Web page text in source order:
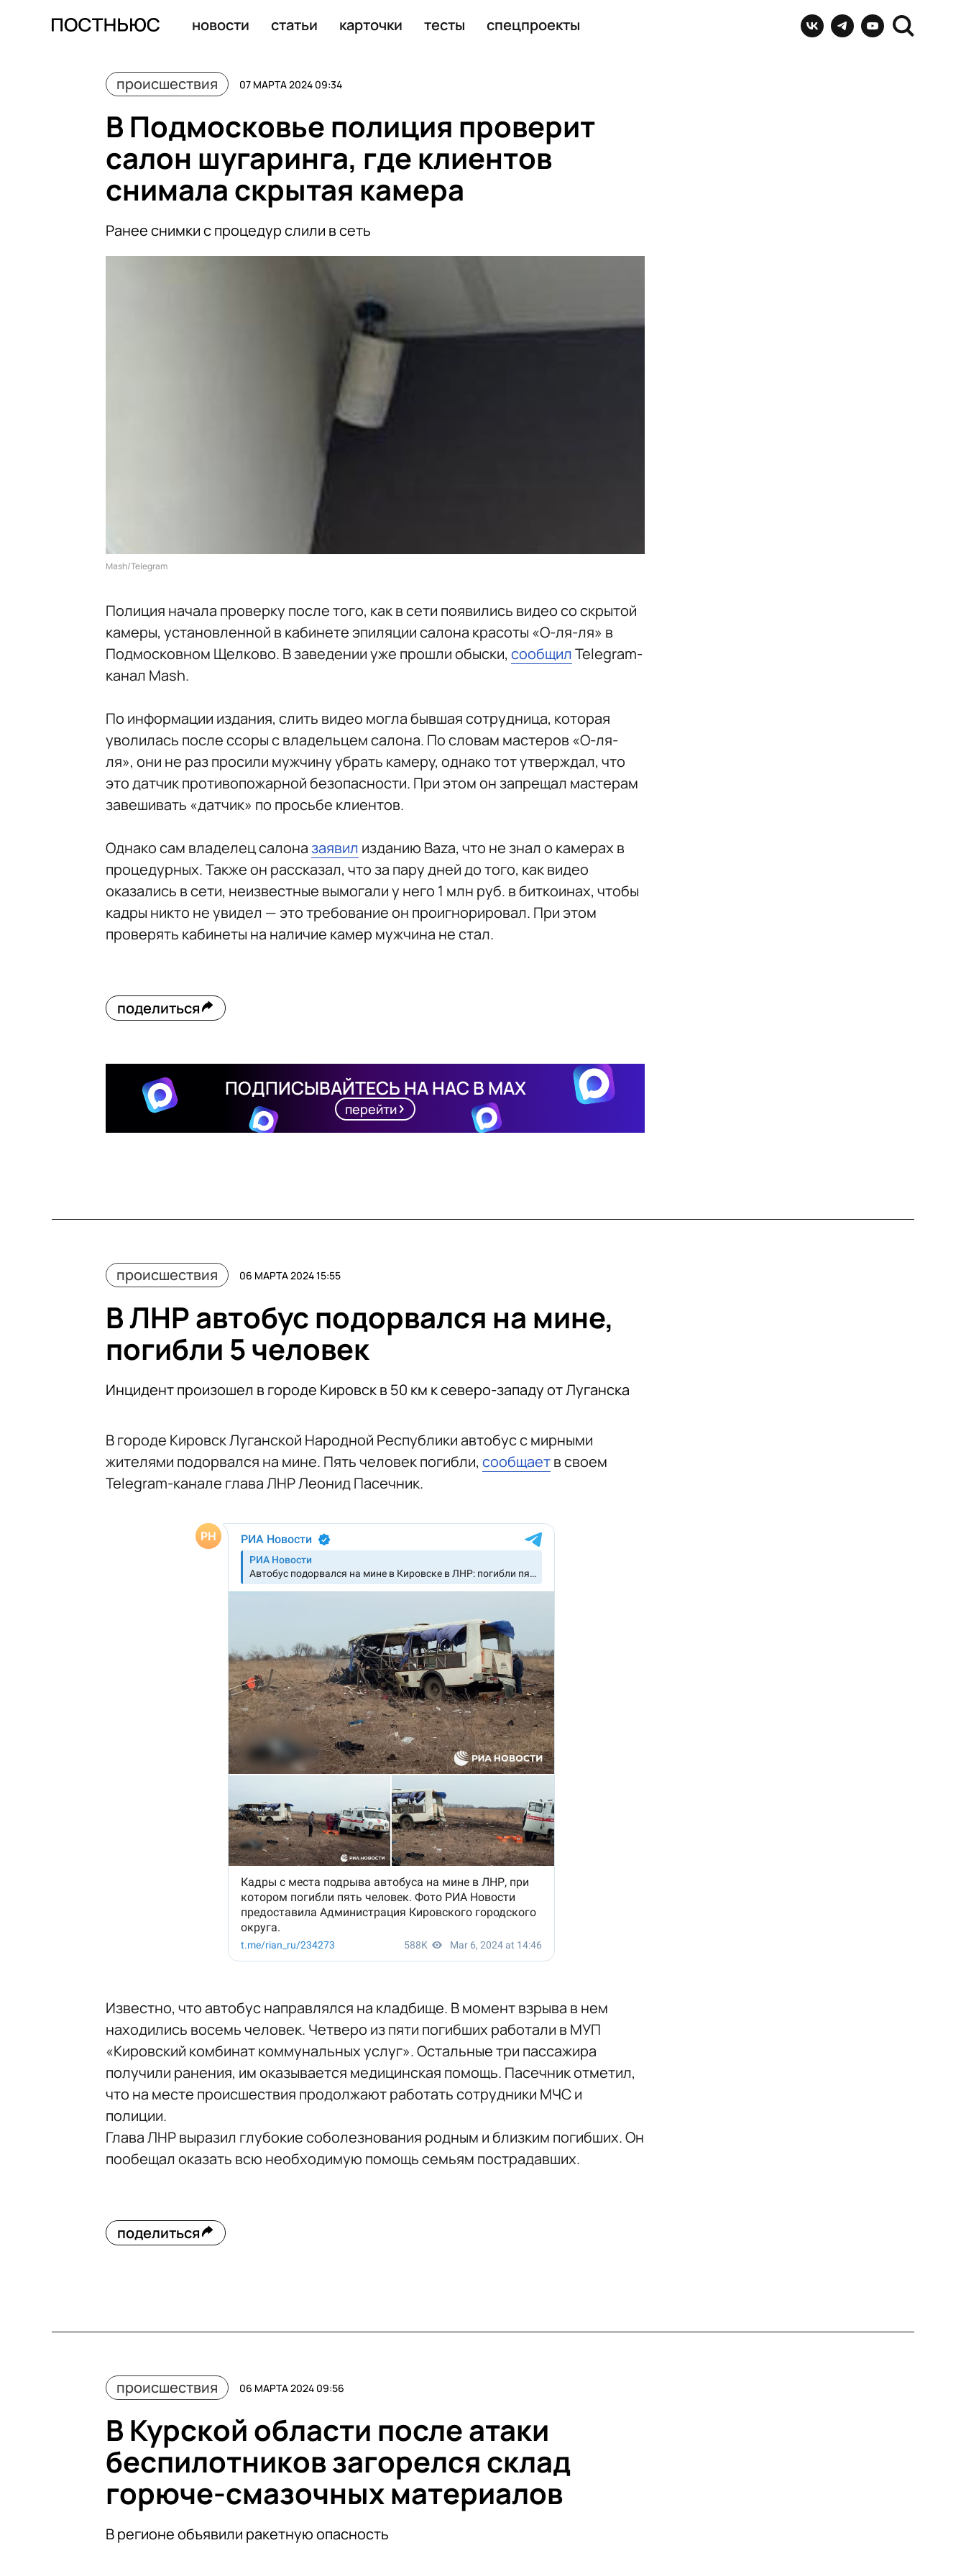
новости статьи карточки тесты спецпроекты
происшествия 07 МАРТА 2024 09:34
В Подмосковье полиция проверит
салон шугаринга, где клиентов
снимала скрытая камера
Ранее снимки с процедур слили в сеть
Mash/Telegram
Полиция начала проверку после того, как в сети появились видео со скрытой
камеры, установленной в кабинете эпиляции салона красоты «О-ля-ля» в
Подмосковном Щелково. В заведении уже прошли обыски, сообщилTelegram-
канал Mash.
По информации издания, слить видео могла бывшая сотрудница, которая
уволилась после ссоры с владельцем салона. По словам мастеров «О-ля-
ля», они не раз просили мужчину убрать камеру, однако тот утверждал, что
это датчик противопожарной безопасности. При этом он запрещал мастерам
завешивать «датчик» по просьбе клиентов.
Однако сам владелец салоназаявил изданию Baza, что не знал о камерах в
процедурных. Также он рассказал, что за пару дней до того, как видео
оказались в сети, неизвестные вымогали у него 1 млн руб. в биткоинах, чтобы
кадры никто не увидел — это требование он проигнорировал. При этом
проверять кабинеты на наличие камер мужчина не стал.
поделиться
ПОДПИСЫВАЙТЕСЬ НА НАС В MAX
перейти
происшествия 06 МАРТА 2024 15:55
В ЛНР автобус подорвался на мине,
погибли 5 человек
Инцидент произошел в городе Кировск в 50 км к северо-западу от Луганска
В городе Кировск Луганской Народной Республики автобус с мирными
жителями подорвался на мине. Пять человек погибли, сообщаетв своем
Telegram-канале глава ЛНР Леонид Пасечник.
Известно, что автобус направлялся на кладбище. В момент взрыва в нем
находились восемь человек. Четверо из пяти погибших работали в МУП
«Кировский комбинат коммунальных услуг». Остальные три пассажира
получили ранения, им оказывается медицинская помощь. Пасечник отметил,
что на месте происшествия продолжают работать сотрудники МЧС и
полиции.
Глава ЛНР выразил глубокие соболезнования родным и близким погибших. Он
пообещал оказать всю необходимую помощь семьям пострадавших.
поделиться
происшествия 06 МАРТА 2024 09:56
В Курской области после атаки
беспилотников загорелся склад
горюче-смазочных материалов
В регионе объявили ракетную опасность